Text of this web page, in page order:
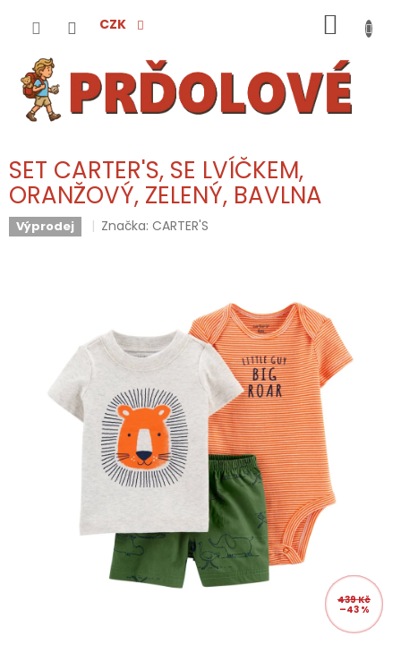
CZK
KOŠÍK
SET CARTER'S, SE LVÍČKEM,
ORANŽOVÝ, ZELENÝ, BAVLNA
Výprodej Značka:CARTER'S
439 Kč
–43 %